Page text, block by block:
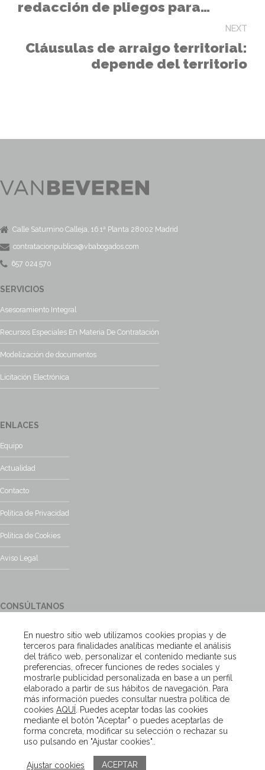
redacción de pliegos para
NEXT
Cláusulas de arraigo territorial:
depende del territorio
Calle Saturnino Calleja, 16 1ª Planta 28002 Madrid
contratacionpublica@vbabogados.com
657 024 570
SERVICIOS
Asesoramiento Integral
Recursos Especiales En Materia De Contratación
Modelización de documentos
Licitación Electrónica
ENLACES
Equipo
Actualidad
Contacto
Política de Privacidad
Política de Cookies
Aviso Legal
CONSÚLTANOS
encantados
Escríbenos
Copyright – Van Beveren 2020
En nuestro sitio web utilizamos cookies propias y de
terceros para finalidades analíticas mediante el análisis
del tráfico web, personalizar el contenido mediante sus
preferencias, ofrecer funciones de redes sociales y
mostrarle publicidad personalizada en base a un perfil
elaborado a partir de sus hábitos de navegación. Para
más información puedes consultar nuestra política de
cookies AQUÍ
. Puedes aceptar todas las cookies
mediante el botón "Aceptar" o puedes aceptarlas de
forma concreta, modificar su selección o rechazar su
uso pulsando en "Ajustar cookies"..
Ajustar cookies ACEPTAR